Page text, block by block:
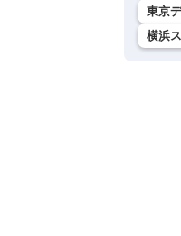
東京
横浜